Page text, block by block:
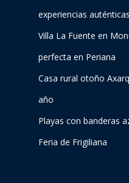
experiencias
Villa La Fuente en
perfecta en Periana
Casa rural otoño
año
Playas con banderas
Feria de Frigiliana